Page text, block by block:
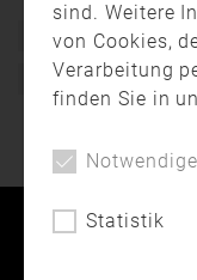
Bayern Brand
Freiwillige Feuerwehr
sind. Weitere
von Cookies,
Verarbeitung
finden Sie in
Statistik